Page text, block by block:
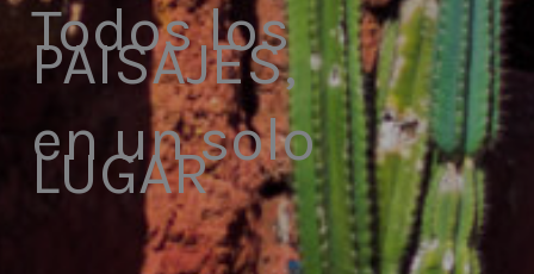
Todos los
PAISAJES,
en un solo
LUGAR